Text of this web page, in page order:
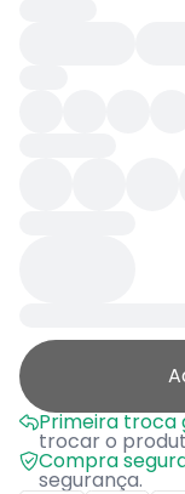
Primeira troca
trocar o
Compra
segurança.